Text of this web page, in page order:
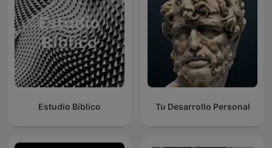
Estudio Bíblico Tu Desarrollo Personal